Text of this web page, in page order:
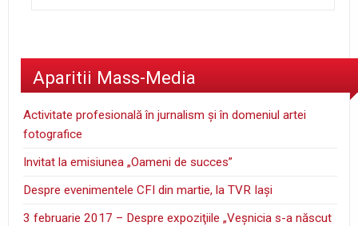
Aparitii Mass-Media
Activitate profesională în jurnalism şi în domeniul artei
fotografice
Invitat la emisiunea „Oameni de succes”
Despre evenimentele CFI din martie, la TVR Iaşi
3 februarie 2017 – Despre expoziţiile „Veşnicia s-a născut